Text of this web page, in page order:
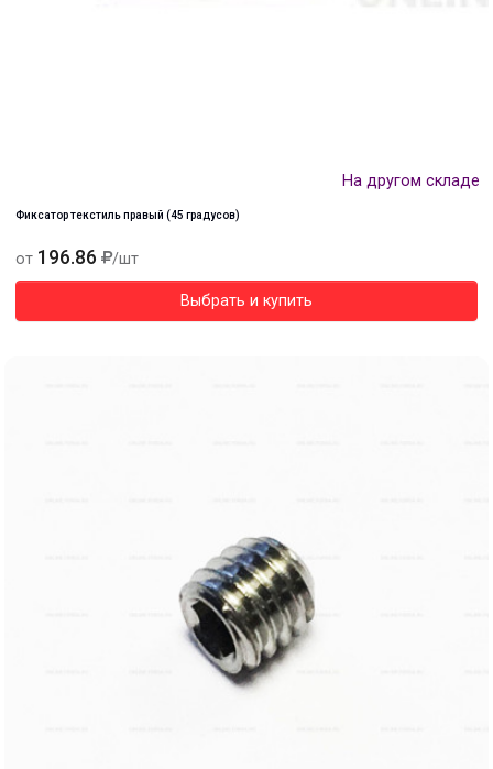
На другом складе
Фиксатор текстиль правый (45 градусов)
от 196.86 /шт
Выбрать и купить